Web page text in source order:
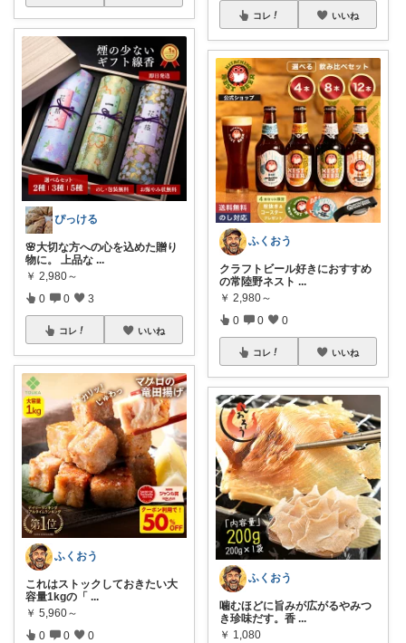
ぴっける
🌸大切な方への心を込めた贈り
物に。 上品な ...
￥ 2,980～
0 0 3
コレ いいね
ふくおう
これはストックしておきたい大
容量1kgの「 ...
￥ 5,960～
0 0 0
コレ いいね
ふくおう
クラフトビール好きにおすすめ
の常陸野ネスト ...
￥ 2,980～
0 0 0
コレ いいね
ふくおう
噛むほどに旨みが広がるやみつ
き珍味だす。香 ...
￥ 1,080